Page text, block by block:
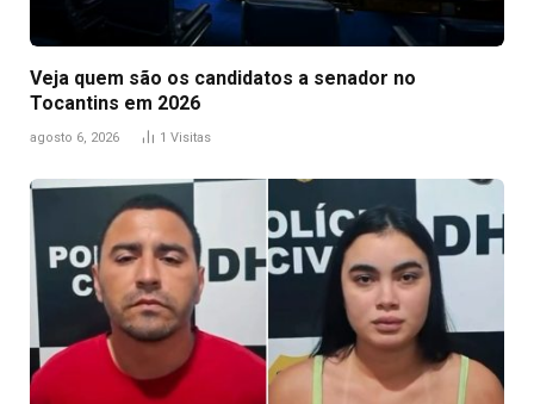
Veja quem são os candidatos a senador no
Tocantins em 2026
agosto 6, 2026 1 Visitas